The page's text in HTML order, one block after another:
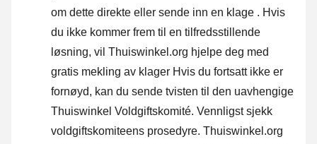
om dette direkte eller sende inn en klage . Hvis
du ikke kommer frem til en tilfredsstillende
løsning, vil Thuiswinkel.org hjelpe deg med
gratis mekling av klager Hvis du fortsatt ikke er
fornøyd, kan du sende tvisten til den uavhengige
Thuiswinkel Voldgiftskomité. Vennligst sjekk
voldgiftskomiteens prosedyre. Thuiswinkel.org